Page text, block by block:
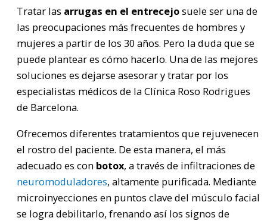
Tratar las arrugas en el entrecejosuele ser una de
las preocupaciones más frecuentes de hombres y
mujeres a partir de los 30 años. Pero la duda que se
puede plantear es cómo hacerlo. Una de las mejores
soluciones es dejarse asesorar y tratar por los
especialistas médicos de la Clínica Roso Rodrigues
de Barcelona.
Ofrecemos diferentes tratamientos que rejuvenecen
el rostro del paciente. De esta manera, el más
adecuado es con botox, a través de infiltraciones de
neuromoduladores, altamente purificada. Mediante
microinyecciones en puntos clave del músculo facial
se logra debilitarlo, frenando así los signos de